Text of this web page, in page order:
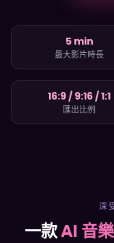
5 min
最大影片時長
16:9 / 9:16 / 1:1
匯出比例
深
一款AI 音